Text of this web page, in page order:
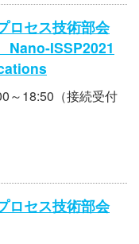
ロセス技術部会
Nano-ISSP2021
～18:50（接続受付
ロセス技術部会